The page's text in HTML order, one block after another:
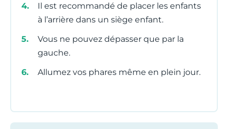
Il est recommandé de placer les enfants
à l’arrière dans un siège enfant.
Vous ne pouvez dépasser que par la
gauche.
Allumez vos phares même en plein jour.